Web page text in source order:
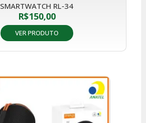
SMARTWATCH RL-34
R$150,00
VER PRODUTO